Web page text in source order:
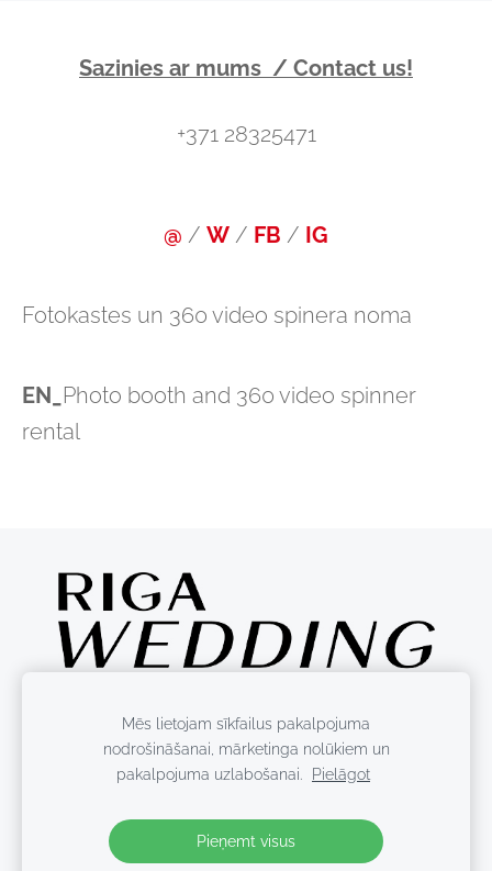
Sazinies ar mums / Contact us!
+371 28325471
@ / W / FB / IG
Fotokastes un 360 video spinera noma
EN_
Photo booth and 360 video spinner
rental
Sīkdatnes
Mēs lietojam sīkfailus pakalpojuma
nodrošināšanai, mārketinga nolūkiem un
pakalpojuma uzlabošanai.
Pielāgot
Pieņemt visus